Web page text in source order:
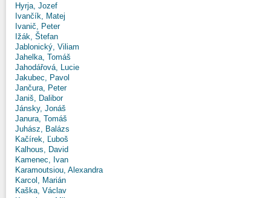
Hyrja, Jozef
Ivančík, Matej
Ivanič, Peter
Ižák, Štefan
Jablonický, Viliam
Jahelka, Tomáš
Jahodářová, Lucie
Jakubec, Pavol
Jančura, Peter
Janiš, Dalibor
Jánsky, Jonáš
Janura, Tomáš
Juhász, Balázs
Kačírek, Ľuboš
Kalhous, David
Kamenec, Ivan
Karamoutsiou, Alexandra
Karcol, Marián
Kaška, Václav